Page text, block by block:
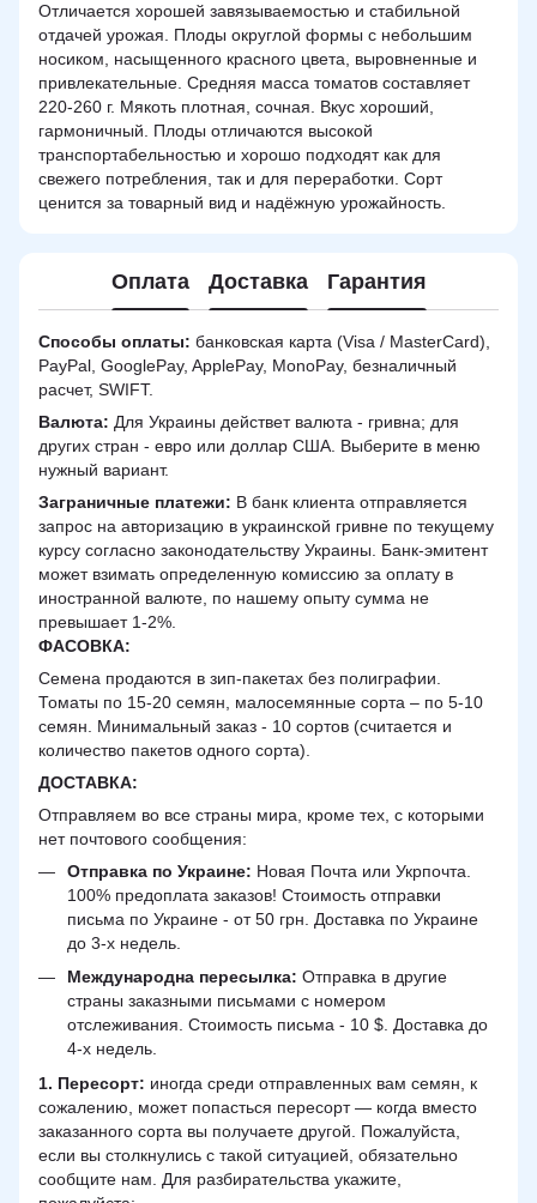
Отличается хорошей завязываемостью и стабильной
отдачей урожая. Плоды округлой формы с небольшим
носиком, насыщенного красного цвета, выровненные и
привлекательные. Средняя масса томатов составляет
220-260 г. Мякоть плотная, сочная. Вкус хороший,
гармоничный. Плоды отличаются высокой
транспортабельностью и хорошо подходят как для
свежего потребления, так и для переработки. Сорт
ценится за товарный вид и надёжную урожайность.
Оплата Доставка Гарантия
Способы оплаты: банковская карта (Visa / MasterCard),
PayPal, GooglePay, ApplePay, MonoPay, безналичный
расчет, SWIFT.
Валюта: Для Украины действет валюта - гривна; для
других стран - евро или доллар США. Выберите в меню
нужный вариант.
Заграничные платежи: В банк клиента отправляется
запрос на авторизацию в украинской гривне по текущему
курсу согласно законодательству Украины. Банк-эмитент
может взимать определенную комиссию за оплату в
иностранной валюте, по нашему опыту сумма не
превышает 1-2%.
ФАСОВКА:
Семена продаются в зип-пакетах без полиграфии.
Томаты по 15-20 семян, малосемянные сорта – по 5-10
семян. Минимальный заказ - 10 сортов (считается и
количество пакетов одного сорта).
ДОСТАВКА:
Отправляем во все страны мира, кроме тех, с которыми
нет почтового сообщения:
Отправка по Украине: Новая Почта или Укрпочта.
100% предоплата заказов! Стоимость отправки
письма по Украине - от 50 грн. Доставка по Украине
до 3-х недель.
Международна пересылка: Отправка в другие
страны заказными письмами с номером
отслеживания. Стоимость письма - 10 $. Доставка до
4-х недель.
1. Пересорт: иногда среди отправленных вам семян, к
сожалению, может попасться пересорт — когда вместо
заказанного сорта вы получаете другой. Пожалуйста,
если вы столкнулись с такой ситуацией, обязательно
сообщите нам. Для разбирательства укажите,